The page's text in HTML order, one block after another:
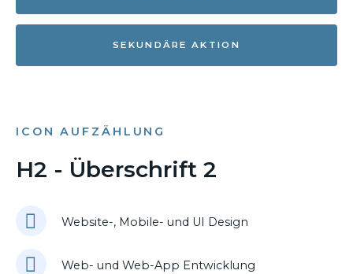
SEKUNDÄRE AKTION
ICON AUFZÄHLUNG
H2 - Überschrift 2
Website-, Mobile- und UI Design
Web- und Web-App Entwicklung